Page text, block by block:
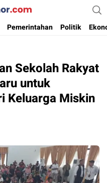
Ternyohor
Pemerintahan Politik
Sekolah Rakyat
untuk
Keluarga Miskin